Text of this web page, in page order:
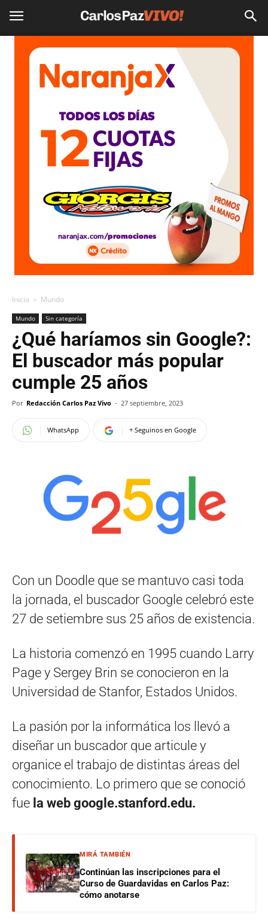
Inicio Mundo
Mundo Sin categoría
¿Qué haríamos sin Google?:
El buscador más popular
cumple 25 años
Por Redacción Carlos Paz Vivo - 27 septiembre, 2023
WhatsApp + Seguinos en Google
Con un Doodle que se mantuvo casi toda
la jornada, el buscador Google celebró este
27 de setiembre sus 25 años de existencia.
La historia comenzó en 1995 cuando Larry
Page y Sergey Brin se conocieron en la
Universidad de Stanfor, Estados Unidos.
La pasión por la informática los llevó a
diseñar un buscador que articule y
organice el trabajo de distintas áreas del
conocimiento. Lo primero que se conoció
fue la web google.stanford.edu.
MIRÁ TAMBIÉN
Continúan las inscripciones para el
Curso de Guardavidas en Carlos Paz:
cómo anotarse